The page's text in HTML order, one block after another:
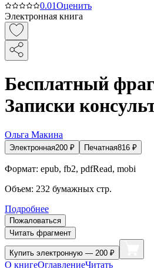
0.01Оценить
Электронная книга
Бесплатный
Записки
Ольга Макина
Электронная200 ₽ Печатная816 ₽
Формат: epub, fb2, pdfRead, mobi
Объем: 232 бумажных стр.
Подробнее
Пожаловаться
Читать фрагмент
Купить электронную — 200 ₽
О книгеОглавлениеЧитать